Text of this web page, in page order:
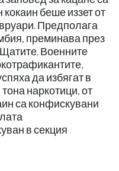
беше иззет от
Предполага
преминава през
Военните
да избягат в
наркотици, от
са конфискувани
в секция